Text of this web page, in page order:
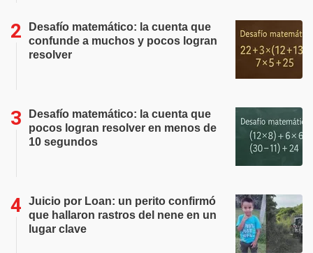
Desafío matemático: la cuenta que
confunde a muchos y pocos logran
resolver
Desafío matemático: la cuenta que
pocos logran resolver en menos de
10 segundos
Juicio por Loan: un perito confirmó
que hallaron rastros del nene en un
lugar clave